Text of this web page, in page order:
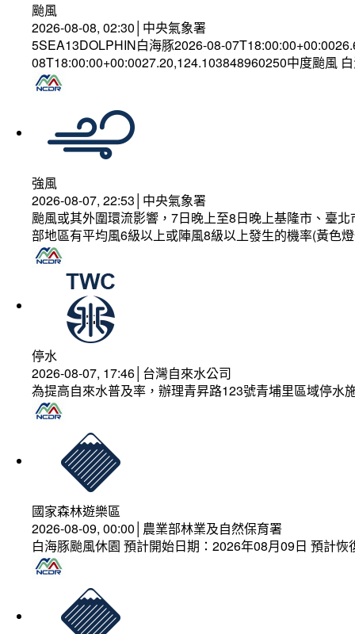
颱風
2026-08-08, 02:30│中央氣象署
5SEA13DOLPHIN白海豚2026-08-
08T18:00:00+00:0027.20,124.103848960250中度颱風
強風
2026-08-07, 22:53│中央氣象署
颱風或其外圍環流影響，7日晚上至8日晚上基隆市、臺
部地區有平均風6級以上或陣風8級以上發生的機率(黃色
停水
2026-08-07, 17:46│台灣自來水公司
為提高自來水普及率，辦理青昇路123號青埔里區域停水
國家森林遊樂區
2026-08-09, 00:00│農業部林業及自然保育署
白海豚颱風休園 預計開始日期：2026年08月09日 預計